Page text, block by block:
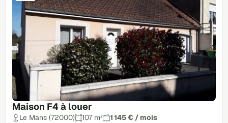
Maison F4 à louer
Le Mans (72000) 107 m²
1 145 € / mois